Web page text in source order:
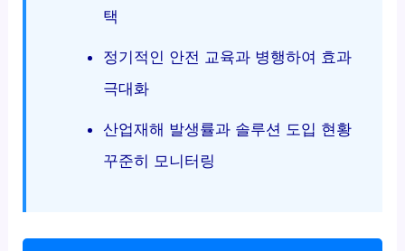
택
정기적인 안전 교육과 병행하여 효과
극대화
산업재해 발생률과 솔루션 도입 현황
꾸준히 모니터링